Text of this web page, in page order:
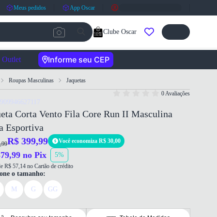
Meus pedidos App Oscar
Clube Oscar
Outlet Informe seu CEP
Roupas Masculinas
Jaquetas
0 Avaliações
Corta Vento Fila Core Run II Masculina
Esportiva
R$ 399,99 Você economiza R$ 30,00
no Pix 5%
R$ 57,14 no Cartão de crédito
o tamanho:
M G GG